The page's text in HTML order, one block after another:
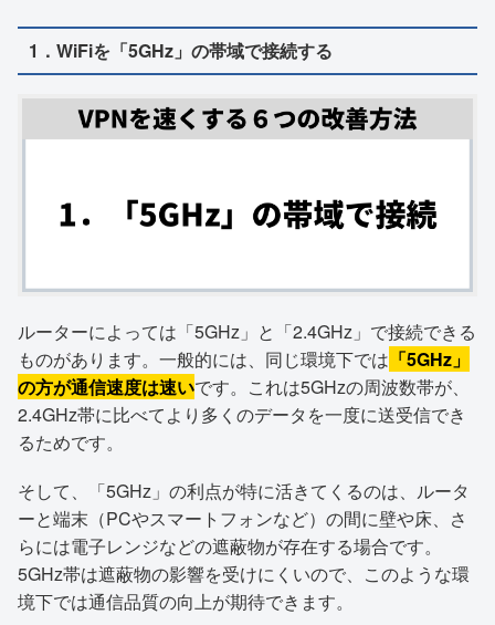
1．WiFiを「5GHz」の帯域で接続する
ルーターによっては「5GHz」と「2.4GHz」で接続できる
ものがあります。一般的には、同じ環境下では 「5GHz」
の方が通信速度は速いです。これは5GHzの周波数帯が、
2.4GHz帯に比べてより多くのデータを一度に送受信でき
るためです。
そして、「5GHz」の利点が特に活きてくるのは、ルータ
ーと端末（PCやスマートフォンなど）の間に壁や床、さ
らには電子レンジなどの遮蔽物が存在する場合です。
5GHz帯は遮蔽物の影響を受けにくいので、このような環
境下では通信品質の向上が期待できます。